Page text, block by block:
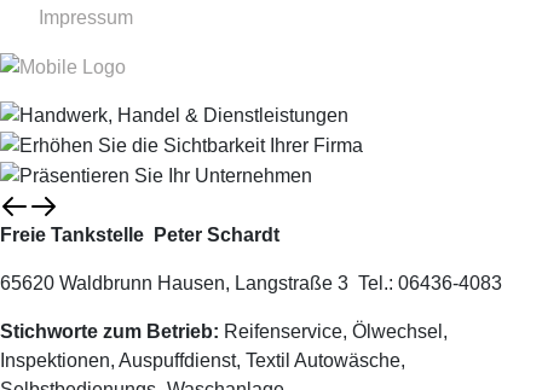
Impressum
Freie Tankstelle Peter Schardt
65620 Waldbrunn Hausen, Langstraße 3 Tel.: 06436-4083
Stichworte zum Betrieb: Reifenservice, Ölwechsel,
Inspektionen, Auspuffdienst, Textil Autowäsche,